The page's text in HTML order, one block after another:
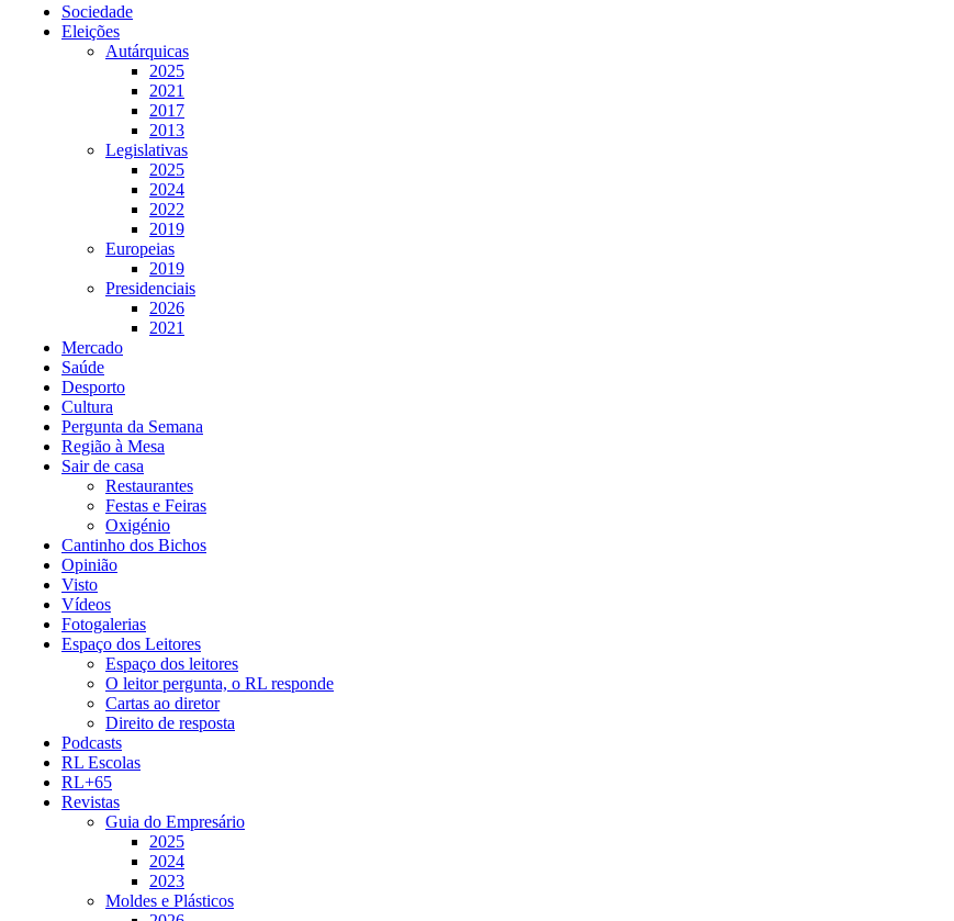
Sociedade
Eleições
Autárquicas
2025
2021
2017
2013
Legislativas
2025
2024
2022
2019
Europeias
2019
Presidenciais
2026
2021
Mercado
Saúde
Desporto
Cultura
Pergunta da Semana
Região à Mesa
Sair de casa
Restaurantes
Festas e Feiras
Oxigénio
Cantinho dos Bichos
Opinião
Visto
Vídeos
Fotogalerias
Espaço dos Leitores
Espaço dos leitores
O leitor pergunta, o RL responde
Cartas ao diretor
Direito de resposta
Podcasts
RL Escolas
RL+65
Revistas
Guia do Empresário
2025
2024
2023
Moldes e Plásticos